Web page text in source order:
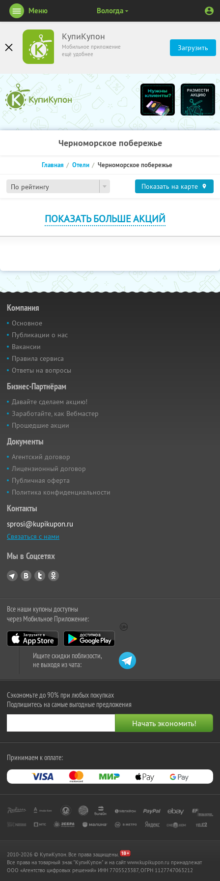
КупиКупон
Мобильное приложение
ещё удобнее
Загрузить
Меню Вологда
Черноморское побережье
По рейтингу
Главная Отели Черноморское побережье
Показать на карте
ПОКАЗАТЬ БОЛЬШЕ АКЦИЙ
Компания
Основное
Публикации о нас
Вакансии
Правила сервиса
Ответы на вопросы
Бизнес-Партнёрам
Давайте сделаем акцию!
Заработайте, как Вебмастер
Прошедшие акции
Документы
Агентский договор
Лицензионный договор
Публичная оферта
Политика конфиденциальности
Контакты
sprosi@kupikupon.ru
Связаться с нами
Мы в Соцсетях
Все наши купоны доступны
через Мобильное Приложение:
Ищите скидки поблизости,
не выходя из чата:
Сэкономьте до 90% при любых покупках
Подпишитесь на самые выгодные предложения
Принимаем к оплате:
2010-2026 © КупиКупон. Все права защищены.
Все права на товарный знак "КупиКупон" и на сайт www.kupikupon.ru принадлежат
OOO «Агентство цифровых решений» ИНН 7705523387, ОГРН 1127747063212